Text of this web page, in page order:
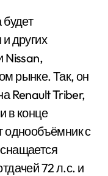
других
Nissan,
рынке. Так, он
Renault Triber,
в конце
однообъёмник с
72 л.с. и